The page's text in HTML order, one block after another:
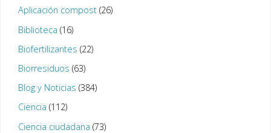
Aplicación compost(26)
Biblioteca (16)
Biofertilizantes (22)
Biorresiduos (63)
Blog y Noticias (384)
Ciencia (112)
Ciencia ciudadana (73)